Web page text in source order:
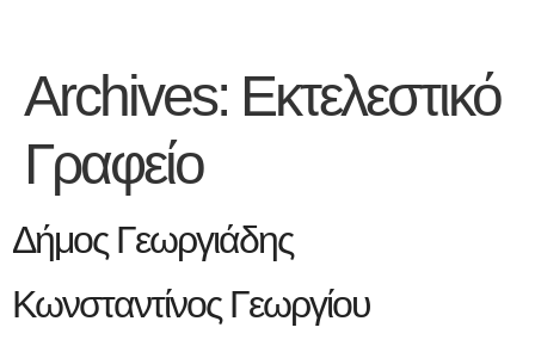
Archives: Εκτελεστικό
Γραφείο
Δήμος Γεωργιάδης
Κωνσταντίνος Γεωργίου